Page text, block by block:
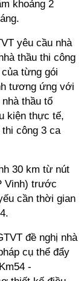
khoảng 2
yêu cầu nhà
thầu thi công
từng gói
tương ứng với
thầu tổ
kiện thực tế,
công 3 ca
30 km từ nút
Vinh) trước
cần thời gian
đề nghị nhà
cụ thể đẩy
-